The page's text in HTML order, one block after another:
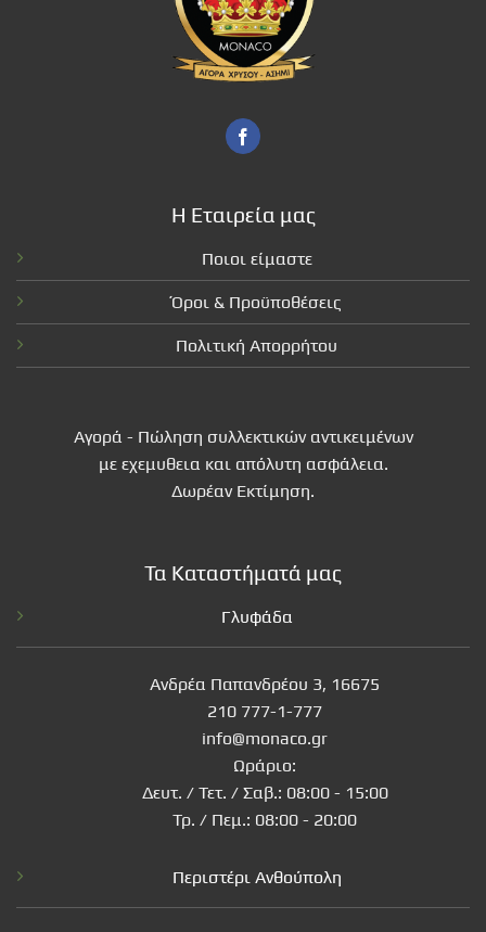
Η Εταιρεία μας
Ποιοι είμαστε
Όροι & Προϋποθέσεις
Πολιτική Απορρήτου
Αγορά - Πώληση συλλεκτικών αντικειμένων
με εχεμυθεια και απόλυτη ασφάλεια.
Δωρέαν Εκτίμηση.
Τα Καταστήματά μας
Γλυφάδα
Ανδρέα Παπανδρέου 3, 16675
210 777-1-777
info@monaco.gr
Ωράριο:
Δευτ. / Τετ. / Σαβ.: 08:00 - 15:00
Τρ. / Πεμ.: 08:00 - 20:00
Περιστέρι Ανθούπολη